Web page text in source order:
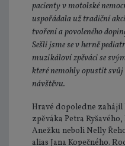
pacienty v motolské
uspořádala už tradiční
tvoření a povoleného
Sešli jsme se v herně
muzikáloví zpěváci se
které nemohly opustit svůj
návštěvu.
Hravé dopoledne zahájil
zpěváka Petra
Anežku neboli Nelly
alias Jana Kopečného.